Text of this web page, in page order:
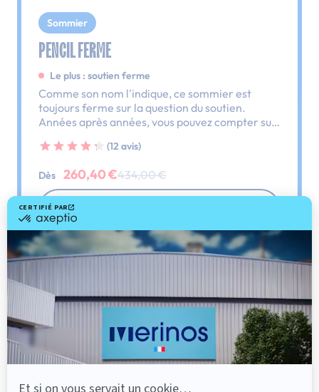
Sommier
PENCIL FERME
Le plus : soutien ferme
Comme son nom l'indique, ce sommier est
toujours ferme sur la question du soutien.
Années après années, vous pouvez compter sur
(12 avis)
Dès 260,40 €434,00 €